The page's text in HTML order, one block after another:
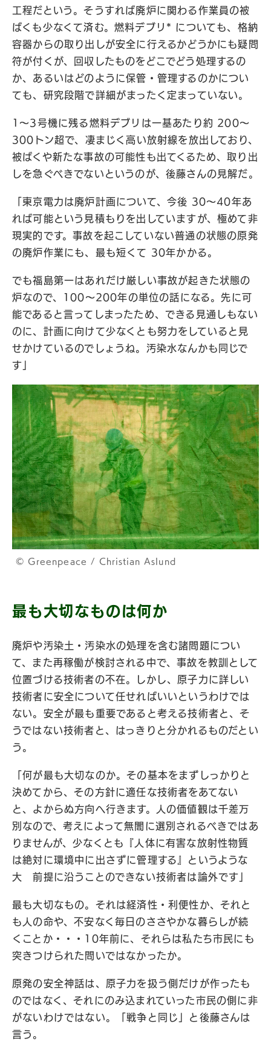
工程だという。そうすれば廃炉に関わる作業員の被
ばくも少なくて済む。燃料デブリ* についても、格納
容器からの取り出しが安全に行えるかどうかにも疑問
符が付くが、回収したものをどこでどう処理するの
か、あるいはどのように保管・管理するのかについ
ても、研究段階で詳細がまったく定まっていない。
1〜3号機に残る燃料デブリは一基あたり約 200〜
300トン超で、凄まじく高い放射線を放出しており、
被ばくや新たな事故の可能性も出てくるため、取り出
しを急ぐべきでないというのが、後藤さんの見解だ。
「東京電力は廃炉計画について、今後 30〜40年あ
れば可能という見積もりを出していますが、極めて非
現実的です。事故を起こしていない普通の状態の原発
の廃炉作業にも、最も短くて 30年かかる。
でも福島第一はあれだけ厳しい事故が起きた状態の
炉なので、100〜200年の単位の話になる。先に可
能であると言ってしまったため、できる見通しもない
のに、計画に向けて少なくとも努力をしていると見
せかけているのでしょうね。汚染水なんかも同じで
す」
© Greenpeace / Christian Aslund
最も大切なものは何か
廃炉や汚染土・汚染水の処理を含む諸問題につい
て、また再稼働が検討される中で、事故を教訓として
位置づける技術者の不在。しかし、原子力に詳しい
技術者に安全について任せればいいというわけでは
ない。安全が最も重要であると考える技術者と、そ
うではない技術者と、はっきりと分かれるものだとい
う。
「何が最も大切なのか。その基本をまずしっかりと
決めてから、その方針に適任な技術者をあてない
と、よからぬ方向へ行きます。人の価値観は千差万
別なので、考えによって無闇に選別されるべきではあ
りませんが、少なくとも『人体に有害な放射性物質
は絶対に環境中に出さずに管理する』というような
大 前提に沿うことのできない技術者は論外です」
最も大切なもの。それは経済性・利便性か、それと
も人の命や、不安なく毎日のささやかな暮らしが続
くことか・・・10年前に、それらは私たち市民にも
突きつけられた問いではなかったか。
原発の安全神話は、原子力を扱う側だけが作ったも
のではなく、それにのみ込まれていった市民の側に非
がないわけではない。「戦争と同じ」と後藤さんは
言う。